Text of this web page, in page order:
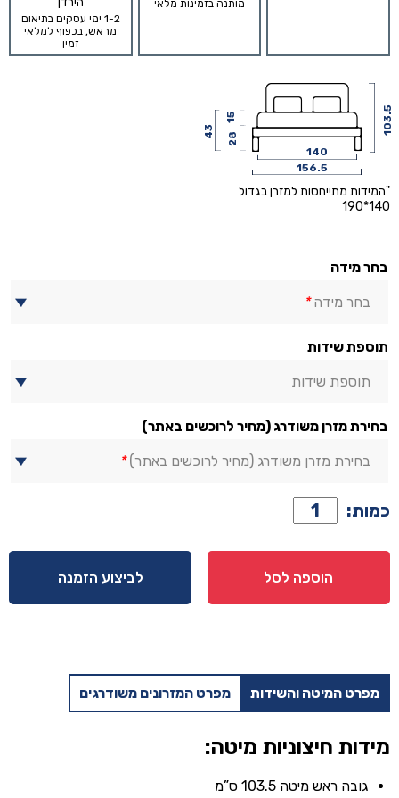
מותנה בזמינות מלאי
1-2 ימי עסקים בתיאום
מראש, בכפוף למלאי
זמין
103.5
140
156.5
28
15
43
"המידות מתייחסות למזרן בגדול
140*190
בחר מידה
בחר מידה*
תוספת שידות
תוספת שידות
בחירת מזרן משודרג (מחיר לרוכשים באתר)
בחירת מזרן משודרג (מחיר לרוכשים באתר)*
כמות: כמות
של
מיטה
דגם
הוספה לסל לביצוע הזמנה
מפרט המיטה והשידות מפרט המזרונים משודרגים
מידות חיצוניות מיטה:
גובה ראש מיטה 103.5 ס”מ